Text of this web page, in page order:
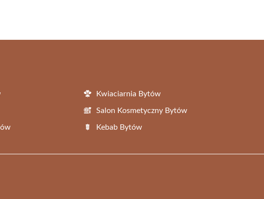
Kwiaciarnia Bytów
Salon Kosmetyczny Bytów
Kebab Bytów